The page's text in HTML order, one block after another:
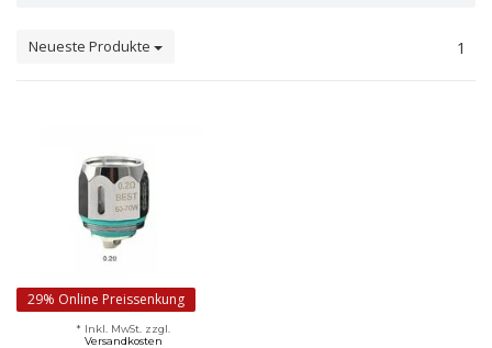
Neueste Produkte 1
29% Online Preissenkung
* Inkl. MwSt. zzgl.
Versandkosten